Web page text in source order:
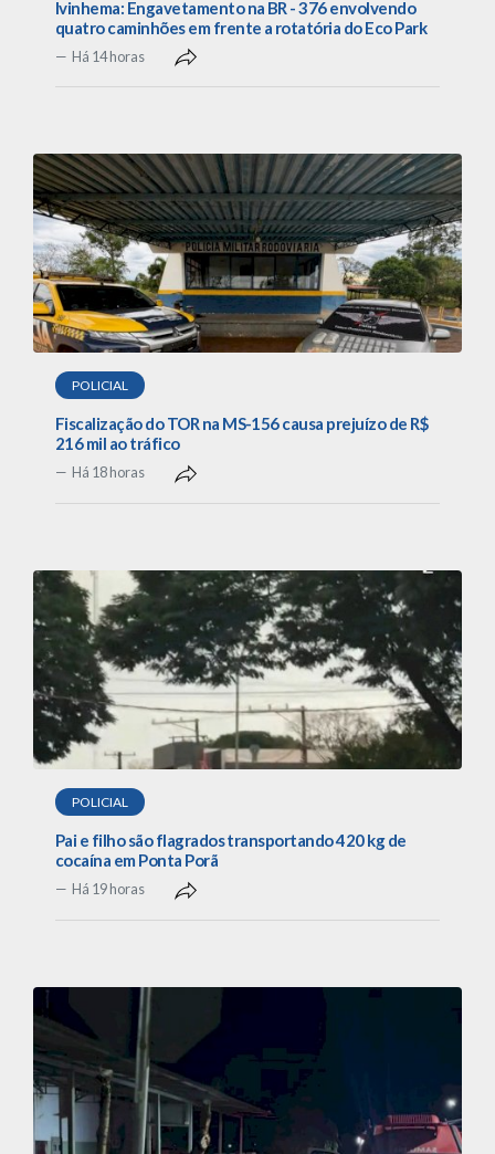
Ivinhema: Engavetamento na BR - 376 envolvendo
quatro caminhões em frente a rotatória do Eco Park
Há 14 horas
POLICIAL
Fiscalização do TOR na MS-156 causa prejuízo de R$
216 mil ao tráfico
Há 18 horas
POLICIAL
Pai e filho são flagrados transportando 420 kg de
cocaína em Ponta Porã
Há 19 horas